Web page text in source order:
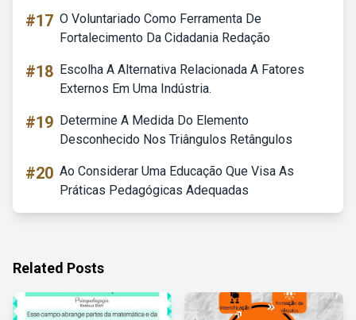
#17 O Voluntariado Como Ferramenta De
Fortalecimento Da Cidadania Redação
#18 Escolha A Alternativa Relacionada A Fatores
Externos Em Uma Indústria.
#19 Determine A Medida Do Elemento
Desconhecido Nos Triângulos Retângulos
#20 Ao Considerar Uma Educação Que Visa As
Práticas Pedagógicas Adequadas
Related Posts